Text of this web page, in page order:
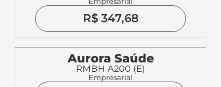
R$ 347,68
Aurora Saúde
RMBH A200 (E)
Empresarial